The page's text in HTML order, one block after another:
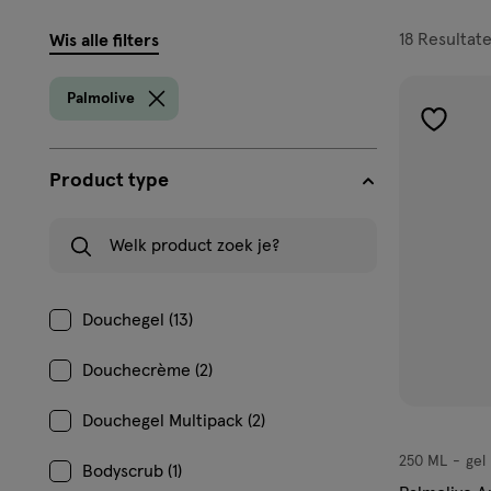
filters
Wis alle filters
Palmolive
Product type
Douchegel (13)
Douchecrème (2)
Douchegel Multipack (2)
Bodyscrub (1)
18
gel
250 ML gel